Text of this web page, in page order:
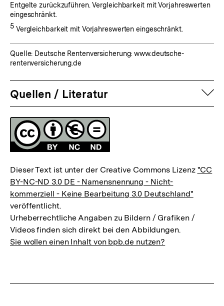
Entgelte zurückzuführen. Vergleichbarkeit mit Vorjahreswerten
eingeschränkt.
Fußnote:
5Vergleichbarkeit mit Vorjahreswerten eingeschränkt.
Quelle: Deutsche Rentenversicherung: www.deutsche-
rentenversicherung.de
Quellen / Literatur
Fussnoten
Lizenz
Dieser Text ist unter der Creative Commons Lizenz "CC
BY-NC-ND 3.0 DE - Namensnennung - Nicht-
kommerziell - Keine Bearbeitung 3.0 Deutschland"
veröffentlicht.
Urheberrechtliche Angaben zu Bildern / Grafiken /
Videos finden sich direkt bei den Abbildungen.
Sie wollen einen Inhalt von bpb.de nutzen?